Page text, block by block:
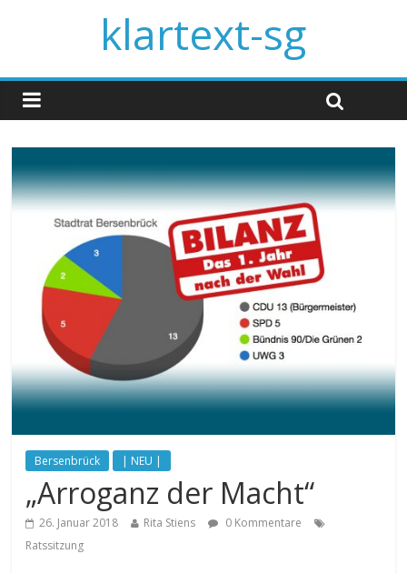
klartext-sg
Bersenbrück | NEU |
„Arroganz der Macht“
26. Januar 2018 Rita Stiens
0 Kommentare
Ratssitzung